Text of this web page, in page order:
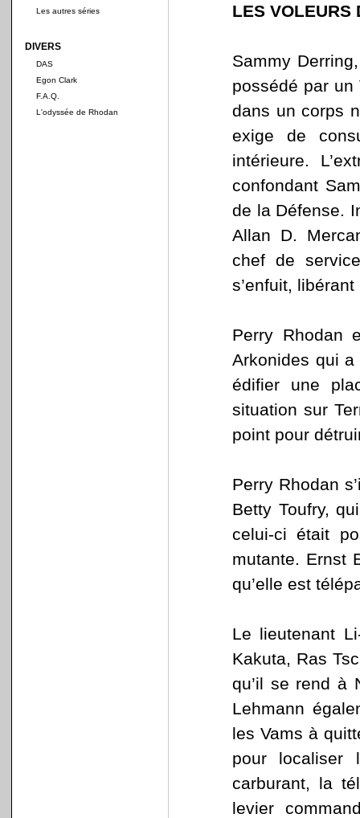
Les autres séries
DIVERS
DAS
Egon Clark
F.A.Q.
L'odyssée de Rhodan
LES VOLEURS
Sammy
possédé par un
dans un corps
exige de
intérieure.
confondant
de la Défense.
Allan D.
chef de
s’enfuit,
Perry Rhodan
Arkonides qui
édifier une
situation sur
point pour
Perry Rhodan
Betty Toufry,
celui-ci était
mutante. Ernst
qu’elle est
Le lieutenant
Kakuta, Ras
qu’il se rend à
Lehmann
les Vams à
pour localiser
carburant, la
levier